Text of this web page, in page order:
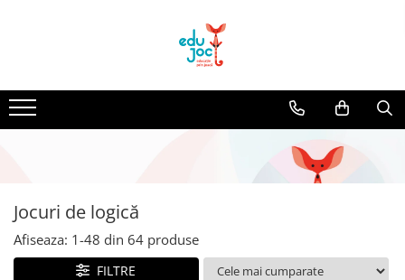
1-2 ani
3-4 ani
Jocuri de logică
Afiseaza: 1-48 din 64 produse
FILTRE